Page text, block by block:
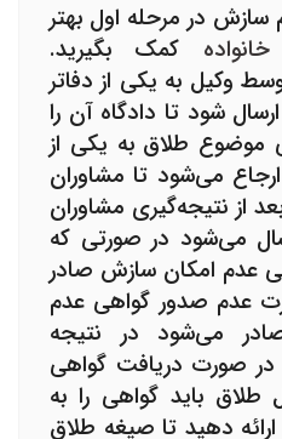
سازش در مرحله اول بهتر
کمک بگیرید.
وکیل به یکی از دفاتر
شود تا دادگاه آن را
موضوع طلاق به یکی از
می‌شود تا مشاوران
از نتیجه‌گیری مشاوران
می‌شود در صورتی که
عدم امکان سازش صادر
عدم صدور گواهی عدم
می‌شود در نتیجه
در صورت دریافت گواهی
باید گواهی را به
دهید تا صیغه طلاق